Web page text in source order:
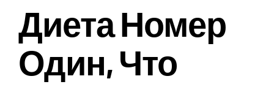
Диета Номер
Один, Что